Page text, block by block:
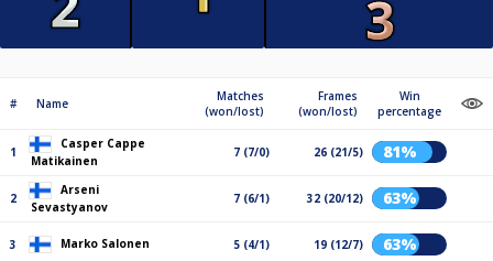
# Name
Matches
(won/lost)
Frames
(won/lost)
Win
percentage
1
Casper Cappe
Matikainen
7 (7/0) 26 (21/5) 81%
2
Arseni
Sevastyanov
7 (6/1) 32 (20/12) 63%
3 Marko Salonen 5 (4/1) 19 (12/7) 63%